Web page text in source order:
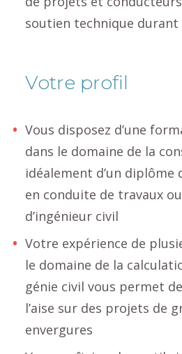
soutien technique durant
Votre profil
Vous disposez d’une
dans le domaine de la
idéalement d’un diplôme
en conduite de travaux
d’ingénieur civil
Votre expérience de
le domaine de la
génie civil vous permet
l’aise sur des projets de
envergures